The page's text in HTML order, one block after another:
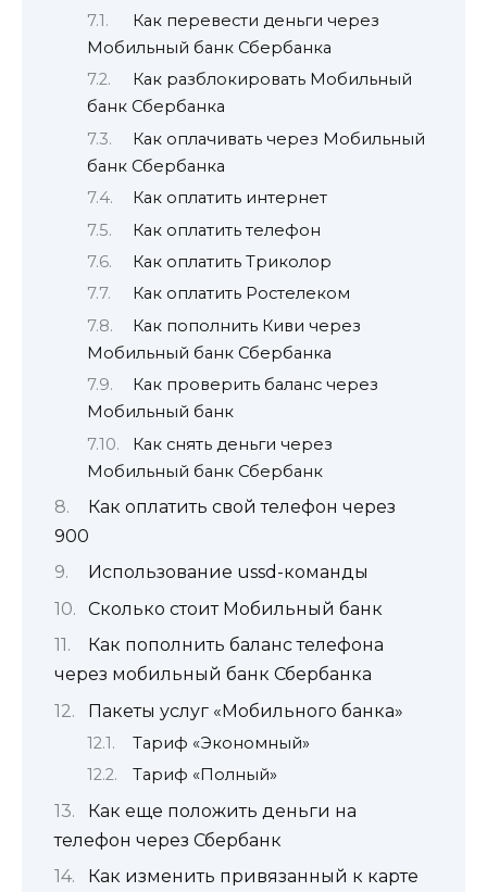
Как перевести деньги через
Мобильный банк Сбербанка
Как разблокировать Мобильный
банк Сбербанка
Как оплачивать через Мобильный
банк Сбербанка
Как оплатить интернет
Как оплатить телефон
Как оплатить Триколор
Как оплатить Ростелеком
Как пополнить Киви через
Мобильный банк Сбербанка
Как проверить баланс через
Мобильный банк
Как снять деньги через
Мобильный банк Сбербанк
Как оплатить свой телефон через
900
Использование ussd-команды
Сколько стоит Мобильный банк
Как пополнить баланс телефона
через мобильный банк Сбербанка
Пакеты услуг «Мобильного банка»
Тариф «Экономный»
Тариф «Полный»
Как еще положить деньги на
телефон через Сбербанк
Как изменить привязанный к карте